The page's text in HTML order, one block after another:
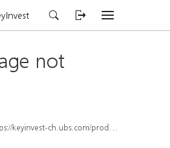
not
ch.ubs.com/produkt/detail/index/isin/CH1558308461